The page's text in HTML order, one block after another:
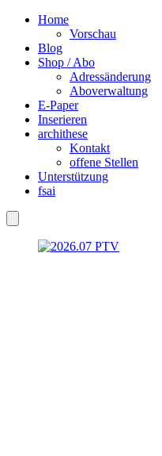
Home
Vorschau
Blog
Shop / Abo
Adressänderung
Aboverwaltung
E-Paper
Inserieren
archithese
Kontakt
offene Stellen
Unterstützung
fsai